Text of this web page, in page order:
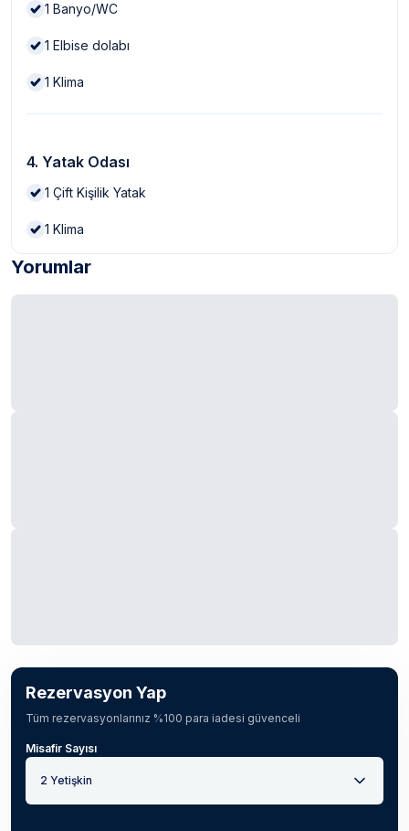
1 Banyo/WC
1 Elbise dolabı
1 Klima
4. Yatak Odası
1 Çift Kişilik Yatak
1 Klima
Yorumlar
Rezervasyon Yap
Tüm rezervasyonlarınız %100 para iadesi güvenceli
Misafir Sayısı
2 Yetişkin